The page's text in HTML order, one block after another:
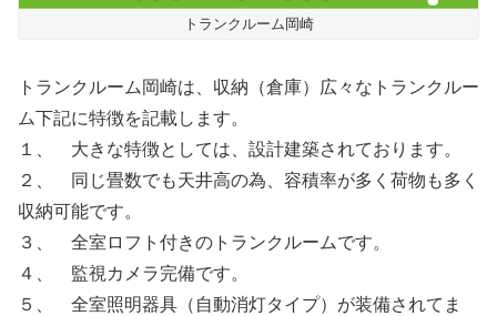
トランクルーム岡崎
トランクルーム岡崎は、収納（倉庫）広々なトランクルー
ム下記に特徴を記載します。
１、 大きな特徴としては、設計建築されております。
２、 同じ畳数でも天井高の為、容積率が多く荷物も多く
収納可能です。
３、 全室ロフト付きのトランクルームです。
４、 監視カメラ完備です。
５、 全室照明器具（自動消灯タイプ）が装備されてま